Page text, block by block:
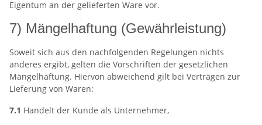
Eigentum an der gelieferten Ware vor.
7) Mängelhaftung (Gewährleistung)
Soweit sich aus den nachfolgenden Regelungen nichts
anderes ergibt, gelten die Vorschriften der gesetzlichen
Mängelhaftung. Hiervon abweichend gilt bei Verträgen zur
Lieferung von Waren:
7.1 Handelt der Kunde als Unternehmer,